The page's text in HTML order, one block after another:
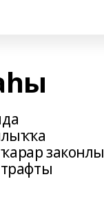
законлы